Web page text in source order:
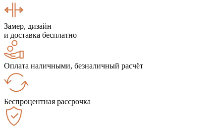
Замер, дизайн
и доставка бесплатно
Оплата наличными, безналичный расчёт
Беспроцентная рассрочка